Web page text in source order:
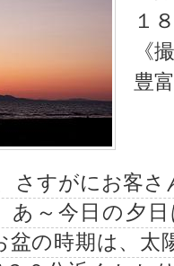
１
《
豊
さすがにお客
あ～今日の夕
の時期は、太